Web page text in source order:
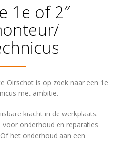
1e of 2″
Oirschot is op zoek naar een 1e
met ambitie.
kracht in de werkplaats.
voor onderhoud en reparaties
het onderhoud aan een